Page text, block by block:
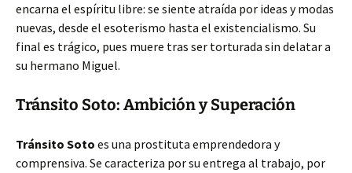
encarna el espíritu libre: se siente atraída por ideas y modas
nuevas, desde el esoterismo hasta el existencialismo. Su
final es trágico, pues muere tras ser torturada sin delatar a
su hermano Miguel.
Tránsito Soto: Ambición y Superación
Tránsito Soto es una prostituta emprendedora y
comprensiva. Se caracteriza por su entrega al trabajo, por